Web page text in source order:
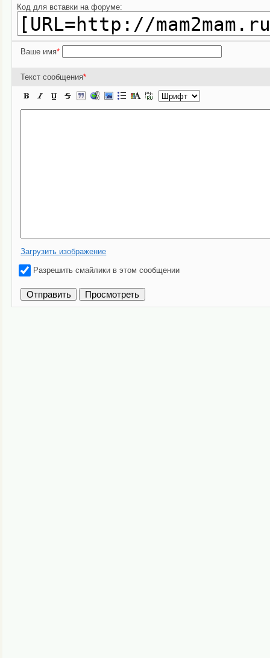
Код для вставки на форуме:
Ваше имя*
Текст сообщения*
Загрузить изображение
Разрешить смайлики в этом сообщении